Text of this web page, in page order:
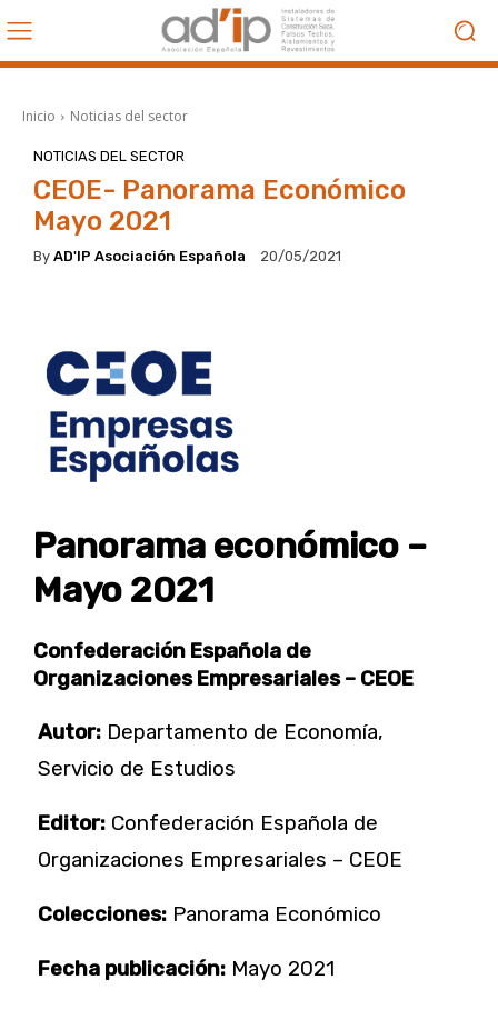
Inicio Noticias del sector
NOTICIAS DEL SECTOR
CEOE- Panorama Económico
Mayo 2021
By AD'IP Asociación Española 20/05/2021
Panorama económico –
Mayo 2021
Confederación Española de
Organizaciones Empresariales – CEOE
Autor: Departamento de Economía,
Servicio de Estudios
Editor: Confederación Española de
Organizaciones Empresariales – CEOE
Colecciones: Panorama Económico
Fecha publicación: Mayo 2021